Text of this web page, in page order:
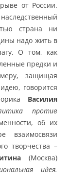
от России.
страна ни
надо жить в
О том, как
предки и
защищая
говорится
Василия
против
об их
взаимосвязи
творчества –
(Москва)
идея.